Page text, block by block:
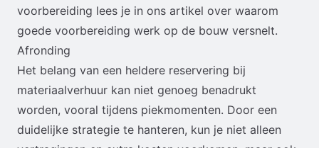
voorbereiding lees je in ons artikel over waarom
goede voorbereiding werk op de bouw versnelt.
Afronding
Het belang van een heldere reservering bij
materiaalverhuur kan niet genoeg benadrukt
worden, vooral tijdens piekmomenten. Door een
duidelijke strategie te hanteren, kun je niet alleen